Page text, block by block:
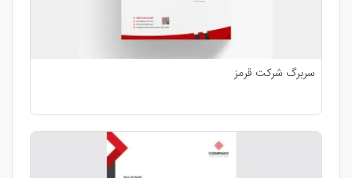
سربرگ شرکت قرمز